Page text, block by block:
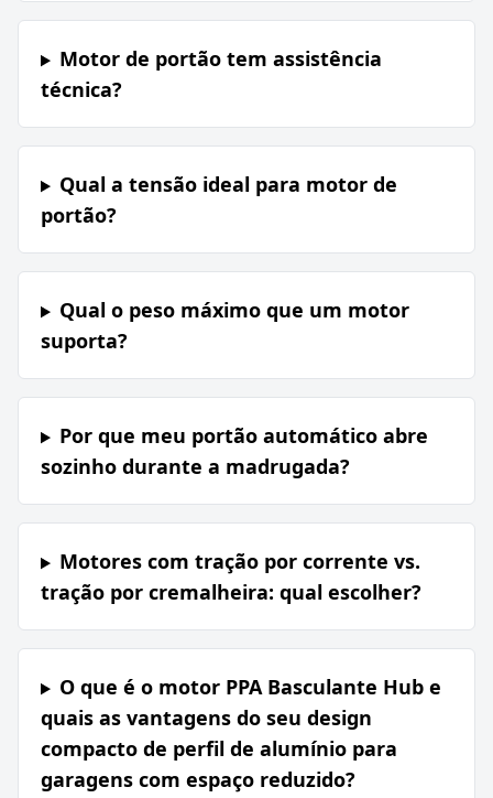
Motor de portão tem assistência
técnica?
Qual a tensão ideal para motor de
portão?
Qual o peso máximo que um motor
suporta?
Por que meu portão automático abre
sozinho durante a madrugada?
Motores com tração por corrente vs.
tração por cremalheira: qual escolher?
O que é o motor PPA Basculante Hub e
quais as vantagens do seu design
compacto de perfil de alumínio para
garagens com espaço reduzido?